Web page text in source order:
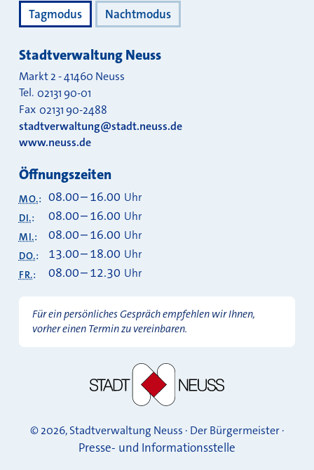
Tagmodus Nachtmodus
Stadtverwaltung Neuss
Markt 2-41460 Neuss
Tel. 02131 90-01
Fax 02131 90-2488
stadtverwaltung@stadt.neuss.de
www.neuss.de
Öffnungszeiten
MO.: 08.00–16.00 Uhr
DI.: 08.00–16.00 Uhr
MI.: 08.00–16.00 Uhr
DO.: 13.00–18.00 Uhr
FR.: 08.00–12.30 Uhr
Für ein persönliches Gespräch empfehlen wir Ihnen,
vorher einen Termin zu vereinbaren.
© 2026, Stadtverwaltung Neuss · Der Bürgermeister ·
Presse- und Informationsstelle